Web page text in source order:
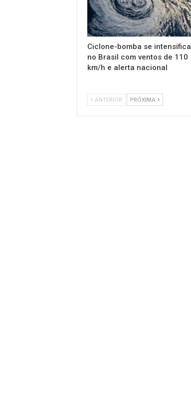
Ciclone-bomba se intensifica
no Brasil com ventos de 110
km/h e alerta nacional
ANTERIOR PRÓXIMA